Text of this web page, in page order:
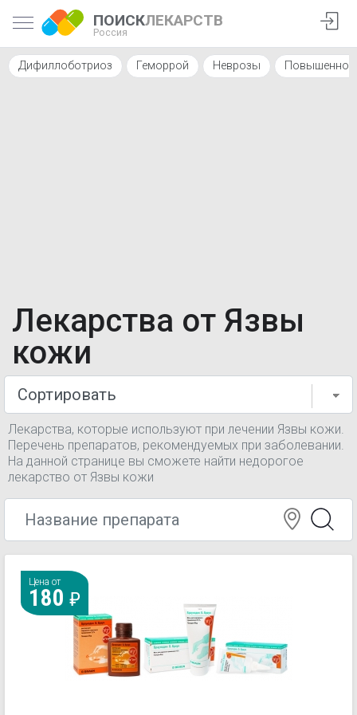
ПОИСКЛЕКАРСТВ
Россия
Дифиллоботриоз Геморрой Неврозы Повышенное
Лекарства от Язвы
кожи
Лекарства, которые используют при лечении Язвы кожи.
Перечень препаратов, рекомендуемых при заболевании.
На данной странице вы сможете найти недорогое
лекарство от Язвы кожи
Цена от
180